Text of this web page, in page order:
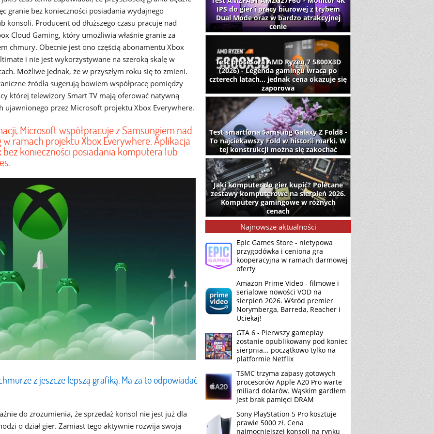
granie bez konieczności posiadania wydajnego
konsoli. Producent od dłuższego czasu pracuje nad
Cloud Gaming, który umożliwia właśnie granie za
chmury. Obecnie jest ono częścią abonamentu Xbox
i nie jest wykorzystywane na szeroką skalę w
Możliwe jednak, że w przyszłym roku się to zmieni.
źródła sugerują bowiem współpracę pomiędzy
której telewizory Smart TV mają oferować natywną
ujawnionego przez Microsoft projektu Xbox Everywhere.
Microsoft współpracuje z Samsungiem nad
ramach projektu Xbox Everywhere. Aplikacja
konieczności posiadania komputera lub
z jeszcze lepszą grafiką. Ma za to odpowiadać
do zrozumienia, że sprzedaż konsol nie jest już dla
o dział gier. Zamiast tego aktywnie rozwija swoją
IPS do gier i pracy biurowej z trybem
Dual Mode oraz w bardzo atrakcyjnej
cenie
Test procesora AMD Ryzen 7 5800X3D
(2026) - Legenda gamingu wraca po
czterech latach... jednak cena okazuje się
zaporowa
Test smartfona Samsung Galaxy Z Fold8 -
To najciekawszy Fold w historii marki. W
tej konstrukcji można się zakochać
Jaki komputer do gier kupić? Polecane
zestawy komputerowe na sierpień 2026.
Komputery gamingowe w różnych
cenach
Najnowsze aktualności
Epic Games Store - nietypowa
przygodówka i ceniona gra
kooperacyjna w ramach darmowej
oferty
Amazon Prime Video - filmowe i
serialowe nowości VOD na
sierpień 2026. Wśród premier
Norymberga, Barreda, Reacher i
Uciekaj!
GTA 6 - Pierwszy gameplay
zostanie opublikowany pod koniec
sierpnia... początkowo tylko na
platformie Netflix
TSMC trzyma zapasy gotowych
procesorów Apple A20 Pro warte
miliard dolarów. Wąskim gardłem
jest brak pamięci DRAM
Sony PlayStation 5 Pro kosztuje
prawie 5000 zł. Cena
najmocniejszej konsoli na rynku